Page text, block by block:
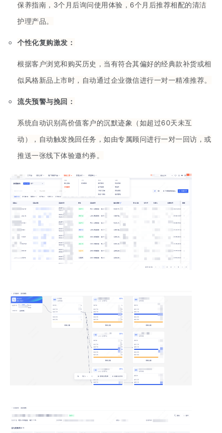
保养指南，3个月后询问使用体验，6个月后推荐相配的清洁
护理产品。
个性化复购激发：
根据客户浏览和购买历史，当有符合其偏好的经典款补货或相
似风格新品上市时，自动通过企业微信进行一对一精准推荐。
流失预警与挽回：
系统自动识别高价值客户的沉默迹象（如超过60天未互
动），自动触发挽回任务，如由专属顾问进行一对一回访，或
推送一张线下体验邀约券。